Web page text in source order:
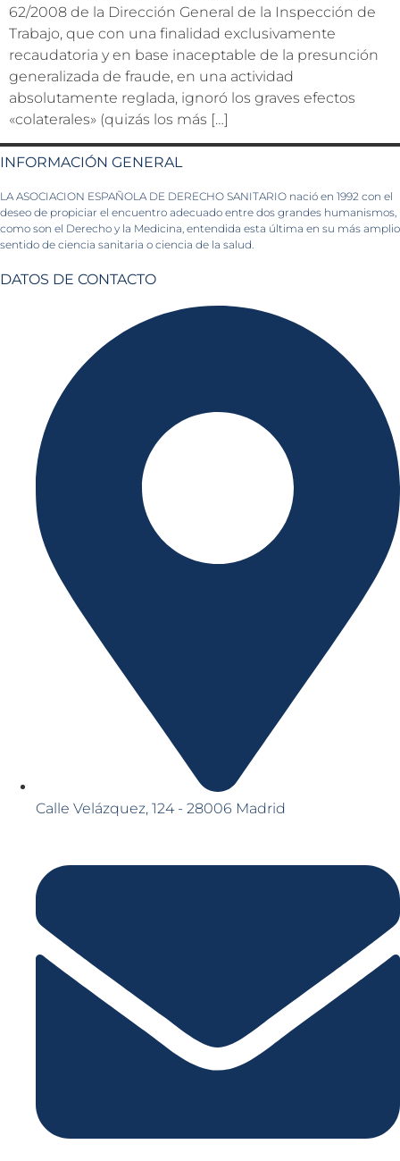
62/2008 de la Dirección General de la Inspección de
Trabajo, que con una finalidad exclusivamente
recaudatoria y en base inaceptable de la presunción
generalizada de fraude, en una actividad
absolutamente reglada, ignoró los graves efectos
«colaterales» (quizás los más […]
INFORMACIÓN GENERAL
LA ASOCIACION ESPAÑOLA DE DERECHO SANITARIO nació en 1992 con el
deseo de propiciar el encuentro adecuado entre dos grandes humanismos,
como son el Derecho y la Medicina, entendida esta última en su más amplio
sentido de ciencia sanitaria o ciencia de la salud.
DATOS DE CONTACTO
Calle Velázquez, 124 - 28006 Madrid